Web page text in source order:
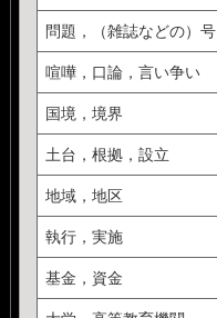
問題，（雑誌などの）号
喧嘩，口論，言い争い
国境，境界
土台，根拠，設立
地域，地区
執行，実施
基金，資金